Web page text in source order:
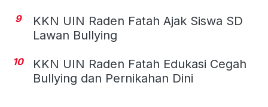
9
KKN UIN Raden Fatah Ajak Siswa SD
Lawan Bullying
10
KKN UIN Raden Fatah Edukasi Cegah
Bullying dan Pernikahan Dini